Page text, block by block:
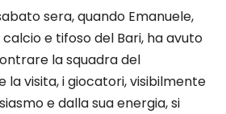
sera, quando Emanuele,
e tifoso del Bari, ha avuto
la squadra del
la visita, i giocatori, visibilmente
e dalla sua energia, si